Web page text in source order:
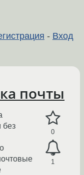
- Вход
почты
0
1
без